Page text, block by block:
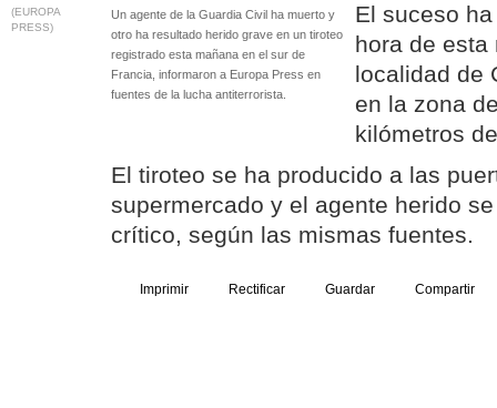
(EUROPA
PRESS)
Un agente de la Guardia Civil ha muerto y
otro ha resultado herido grave en un tiroteo
registrado esta mañana en el sur de
Francia, informaron a Europa Press en
fuentes de la lucha antiterrorista.
El suceso
hora de esta
localidad de
en la zona
kilómetros
El tiroteo se ha producido a las
supermercado y el agente herido
crítico, según las mismas fuentes.
Imprimir Rectificar Guardar Compartir